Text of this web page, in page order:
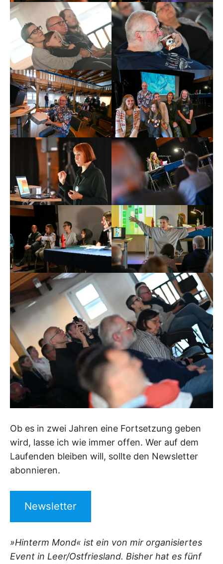
Ob es in zwei Jahren eine Fortsetzung geben
wird, lasse ich wie immer offen. Wer auf dem
Laufenden bleiben will, sollte den Newsletter
abonnieren.
Newsletter
»Hinterm Mond« ist ein von mir organisiertes
Event in Leer/Ostfriesland. Bisher hat es fünf